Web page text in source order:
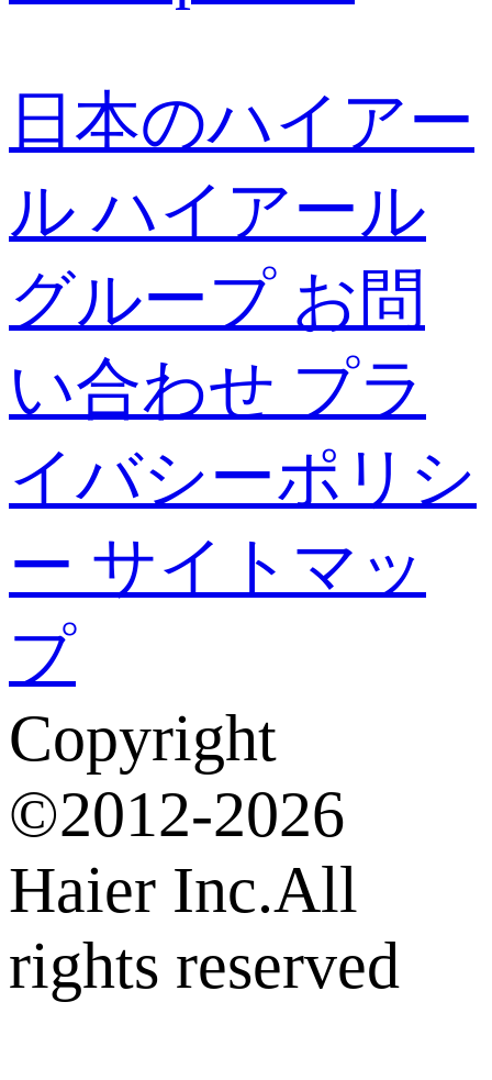
日本のハイアー
ルハイアール
グループ お問
い合わせ プラ
イバシーポリシ
ー サイトマッ
プ
Copyright
©2012-2026
Haier Inc.All
rights reserved